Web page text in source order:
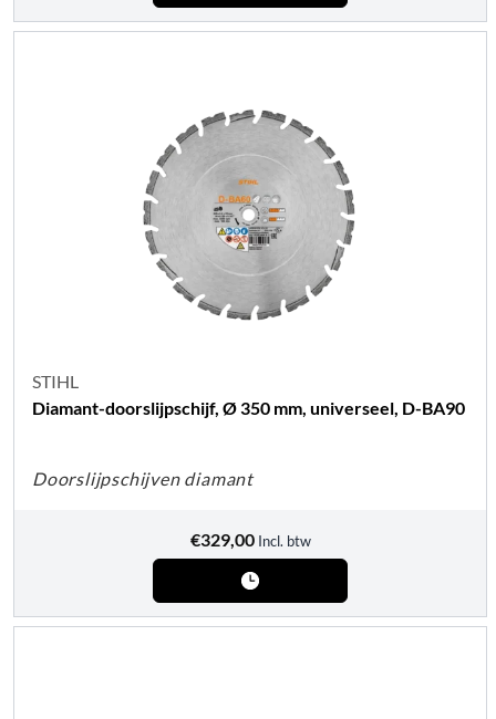
STIHL
Diamant-doorslijpschijf, Ø 350 mm, universeel, D-BA90
Doorslijpschijven diamant
€329,00 Incl. btw